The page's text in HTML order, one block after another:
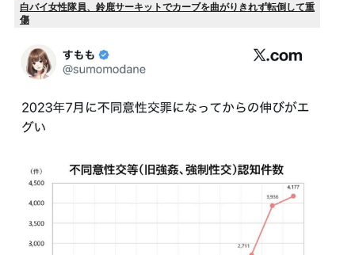
白バイ女性隊員、鈴鹿サーキットでカーブを曲がりきれず転倒して重
傷